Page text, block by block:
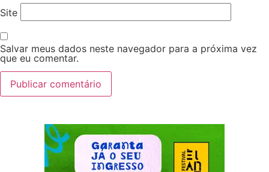
Site
Salvar meus dados neste navegador para a próxima vez
que eu comentar.